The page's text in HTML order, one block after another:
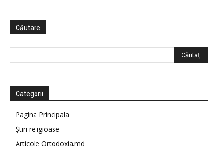
Căutare
Categorii
Pagina Principala
Știri religioase
Articole Ortodoxia.md